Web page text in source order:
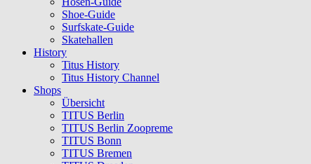
Shoe-Guide
Surfskate-Guide
Skatehallen
History
Titus History
Titus History Channel
Shops
Übersicht
TITUS Berlin
TITUS Berlin Zoopreme
TITUS Bonn
TITUS Bremen